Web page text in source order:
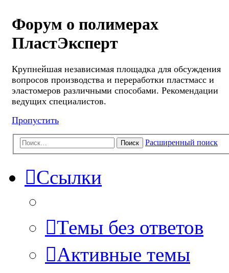
Форум о полимерах
ПластЭксперт
Крупнейшая независимая площадка для обсуждения
вопросов производства и переработки пластмасс и
эластомеров различными способами. Рекомендации
ведущих специалистов.
Пропустить
Поиск Расширенный поиск
Ссылки
Темы без ответов
Активные темы